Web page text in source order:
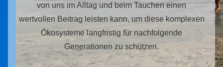
von uns im Alltag und beim Tauchen einen
wertvollen Beitrag leisten kann, um diese komplexen
Ökosysteme langfristig für nachfolgende
Generationen zu schützen.